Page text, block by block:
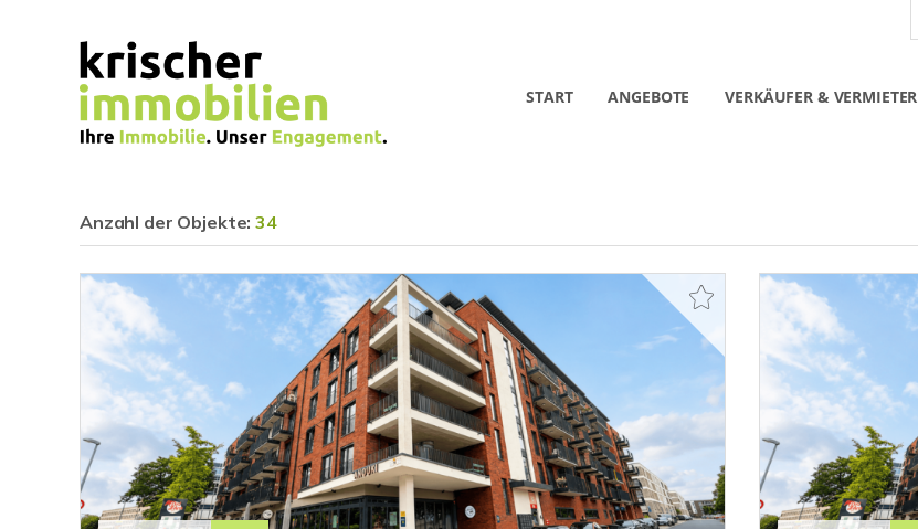
START ANGEBOTE VERKÄUFER & VERMIETER
Anzahl der Objekte:34